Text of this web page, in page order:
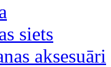
siets
aksesuāri